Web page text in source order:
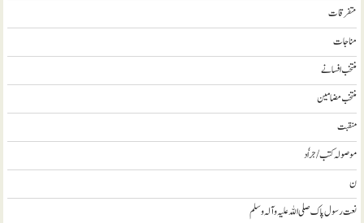
متفرقات
مناجات
منتخب افسانے
منتخب مضامين
منقبت
موصولہ کتب / جراٗد
ن
نعت رسول پاک صلی اللہ علیہ و آلہ وسلم